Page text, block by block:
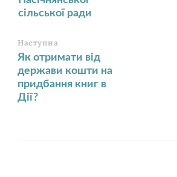
сільської ради
Наступна
Як отримати від
держави кошти на
придбання книг в
Дії?